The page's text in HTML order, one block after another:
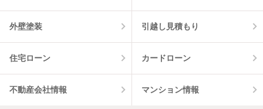
外壁塗装 引越し見積もり
住宅ローン カードローン
不動産会社情報 マンション情報